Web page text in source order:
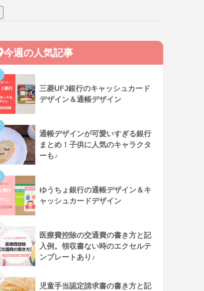
今週の人気記事
三菱UFJ銀行のキャッシュカード
デザイン＆通帳デザイン
通帳デザインが可愛いすぎる銀行
まとめ！子供に人気のキャラクタ
ーも♪
ゆうちょ銀行の通帳デザイン＆キ
ャッシュカードデザイン
医療費控除の交通費の書き方と記
入例。領収書ない時のエクセルテ
ンプレートあり♪
児童手当認定請求書の書き方と記